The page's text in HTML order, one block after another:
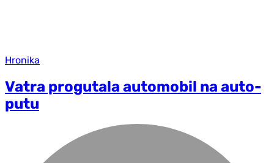
Hronika
Vatra progutala automobil na auto-
putu